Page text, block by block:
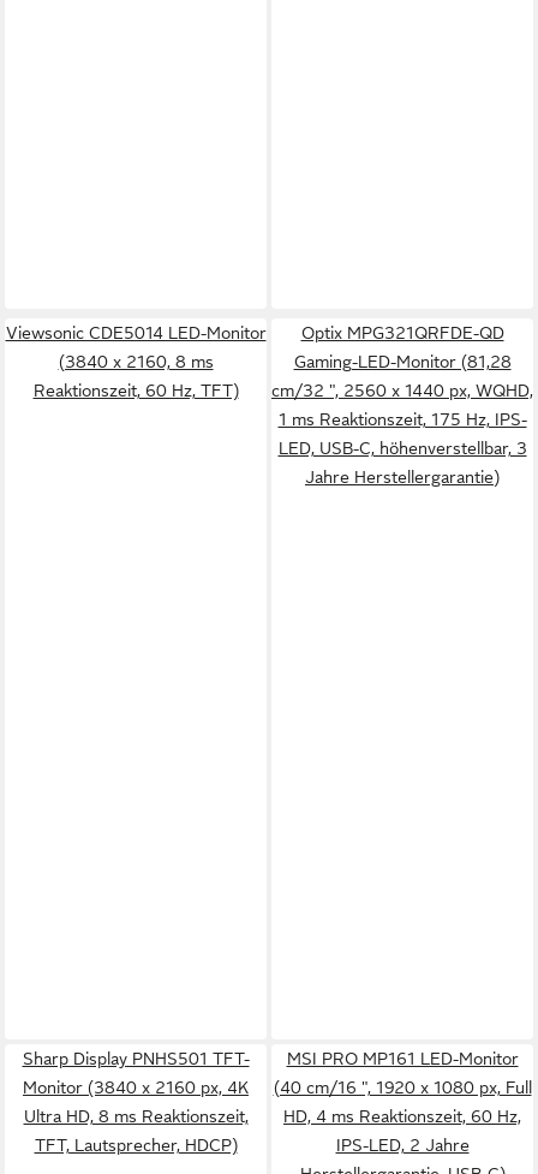
Viewsonic CDE5014 LED-Monitor
(3840 x 2160, 8 ms
Reaktionszeit, 60 Hz, TFT)
Optix MPG321QRFDE-QD
Gaming-LED-Monitor (81,28
cm/32 ", 2560 x 1440 px, WQHD,
1 ms Reaktionszeit, 175 Hz, IPS-
LED, USB-C, höhenverstellbar, 3
Jahre Herstellergarantie)
Sharp Display PNHS501 TFT-
Monitor (3840 x 2160 px, 4K
Ultra HD, 8 ms Reaktionszeit,
TFT, Lautsprecher, HDCP)
MSI PRO MP161 LED-Monitor
(40 cm/16 ", 1920 x 1080 px, Full
HD, 4 ms Reaktionszeit, 60 Hz,
IPS-LED, 2 Jahre